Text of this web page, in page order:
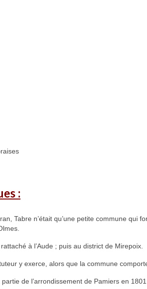
:
Tabre n’était qu’une petite commune qui
à l’Aude ; puis au district de Mirepoix.
y exerce, alors que la commune
de l’arrondissement de Pamiers en